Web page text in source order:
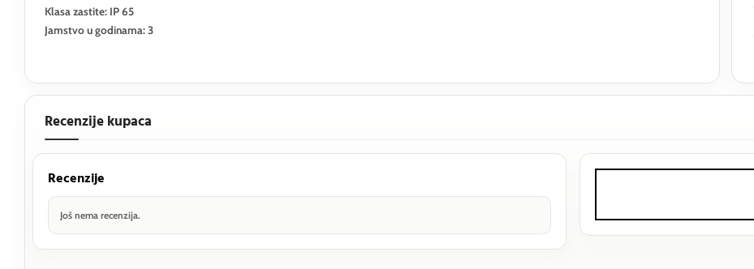
Klasa zastite: IP 65
Jamstvo u godinama: 3
Recenzije kupaca
Recenzije
Još nema recenzija.